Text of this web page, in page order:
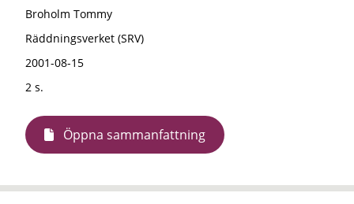
Broholm Tommy
Räddningsverket (SRV)
2001-08-15
2 s.
Öppna sammanfattning